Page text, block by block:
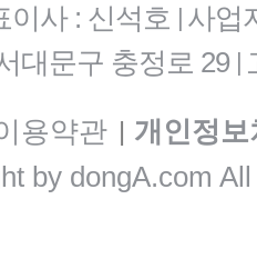
이사 : 신석호 | 사업
대문구 충정로 29 |
용약관 | 개인정보
by dongA.com